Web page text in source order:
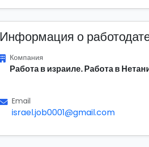
Информация о
Компания
Работа в израиле. Работа в
Email
israel.job0001@gmail.com